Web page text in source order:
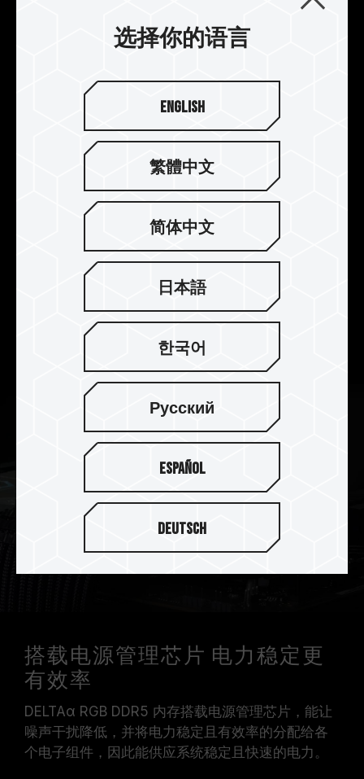
强化电源管理芯片散热设计
DELTAα 炫光 RGB DDR5 搭配使用专业导热硅胶，
强化电源管理芯片散热设计，有效稳定电源管理芯
搭载电源管理芯片 电力稳定更
有效率
DELTAα RGB DDR5 内存搭载电源管理芯片，能让
噪声干扰降低，并将电力稳定且有效率的分配给各
个电子组件，因此能供应系统稳定且快速的电力。
选择你的语言
English
繁體中文
简体中文
日本語
한국어
Русский
Español
Deutsch